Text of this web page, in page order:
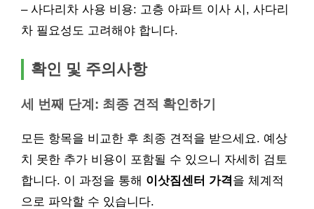
– 사다리차 사용 비용: 고층 아파트 이사 시, 사다리
차 필요성도 고려해야 합니다.
확인 및 주의사항
세 번째 단계: 최종 견적 확인하기
모든 항목을 비교한 후 최종 견적을 받으세요. 예상
치 못한 추가 비용이 포함될 수 있으니 자세히 검토
합니다. 이 과정을 통해 이삿짐센터 가격을 체계적
으로 파악할 수 있습니다.